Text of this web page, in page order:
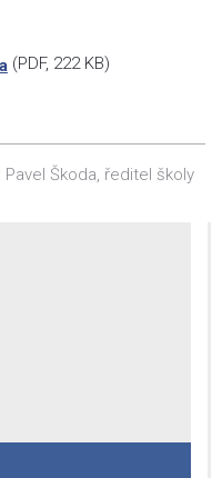
(PDF, 222 KB)
Pavel Škoda, ředitel školy